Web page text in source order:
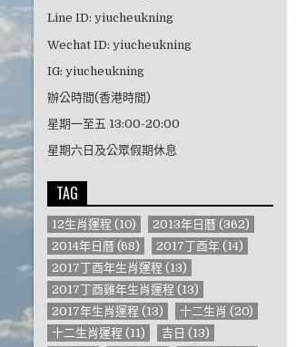
Line ID: yiucheukning
Wechat ID: yiucheukning
IG: yiucheukning
辦公時間(香港時間)
星期一至五 13:00-20:00
星期六日及公眾假期休息
TAG
12生肖運程 (10) 2013年日曆 (362)
2014年日曆 (68) 2017丁酉年 (14)
2017丁酉年生肖運程 (13)
2017丁酉雞年生肖運程 (13)
2017年生肖運程 (13) 十二生肖 (20)
十二生肖運程 (11) 吉日 (13)